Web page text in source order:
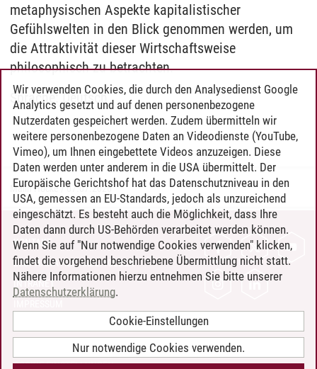
metaphysischen Aspekte kapitalistischer
Gefühlswelten in den Blick genommen werden, um
die Attraktivität dieser Wirtschaftsweise
philosophisch zu betrachten.
Sprache: Deutsch
Malin Hocke/07.07.2026
KONTAKT
LEUPHANA ALS ARBEITGEBER
INTRANET
BARRIEREFREIHEIT
COOKIE-EINSTELLUNGEN
Wir verwenden Cookies, die durch den Analysedienst Google
Analytics gesetzt und auf denen personenbezogene
Nutzerdaten gespeichert werden. Zudem übermitteln wir
weitere personenbezogene Daten an Videodienste (YouTube,
Vimeo), um Ihnen eingebettete Videos anzuzeigen. Diese
Daten werden unter anderem in die USA übermittelt. Der
Europäische Gerichtshof hat das Datenschutzniveau in den
USA, gemessen an EU-Standards, jedoch als unzureichend
eingeschätzt. Es besteht auch die Möglichkeit, dass Ihre
Daten dann durch US-Behörden verarbeitet werden können.
Wenn Sie auf "Nur notwendige Cookies verwenden" klicken,
findet die vorgehend beschriebene Übermittlung nicht statt.
Nähere Informationen hierzu entnehmen Sie bitte unserer
Datenschutzerklärung.
Cookie-Einstellungen
Nur notwendige Cookies verwenden.